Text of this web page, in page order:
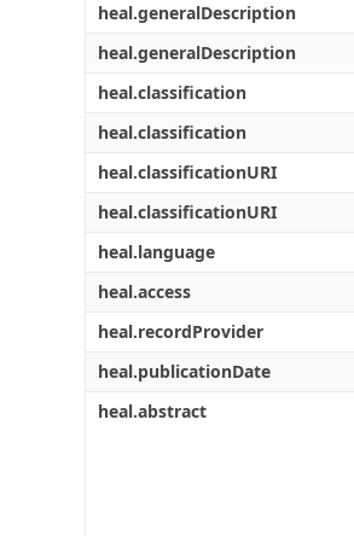
heal.generalDescription
heal.generalDescription
heal.classification
heal.classification
heal.classificationURI
heal.classificationURI
heal.language
heal.access
heal.recordProvider
heal.publicationDate
heal.abstract